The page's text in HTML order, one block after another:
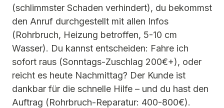
(schlimmster Schaden verhindert), du bekommst
den Anruf durchgestellt mit allen Infos
(Rohrbruch, Heizung betroffen, 5-10 cm
Wasser). Du kannst entscheiden: Fahre ich
sofort raus (Sonntags-Zuschlag 200€+), oder
reicht es heute Nachmittag? Der Kunde ist
dankbar für die schnelle Hilfe – und du hast den
Auftrag (Rohrbruch-Reparatur: 400-800€).